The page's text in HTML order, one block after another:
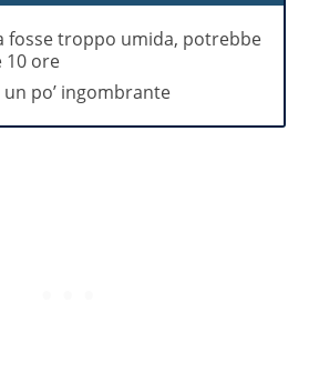
fosse troppo umida, potrebbe
10 ore
un po’ ingombrante